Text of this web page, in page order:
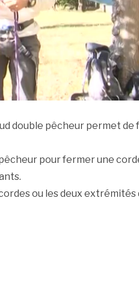
double pêcheur permet de
pour fermer une
ou les deux extrémités